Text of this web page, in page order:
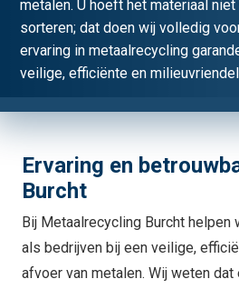
metalen. U hoeft het materiaal
sorteren; dat doen wij volledig
ervaring in metaalrecycling
veilige, efficiënte en
Ervaring en
Burcht
Bij Metaalrecycling Burcht
als bedrijven bij een veilige,
afvoer van metalen. Wij weten